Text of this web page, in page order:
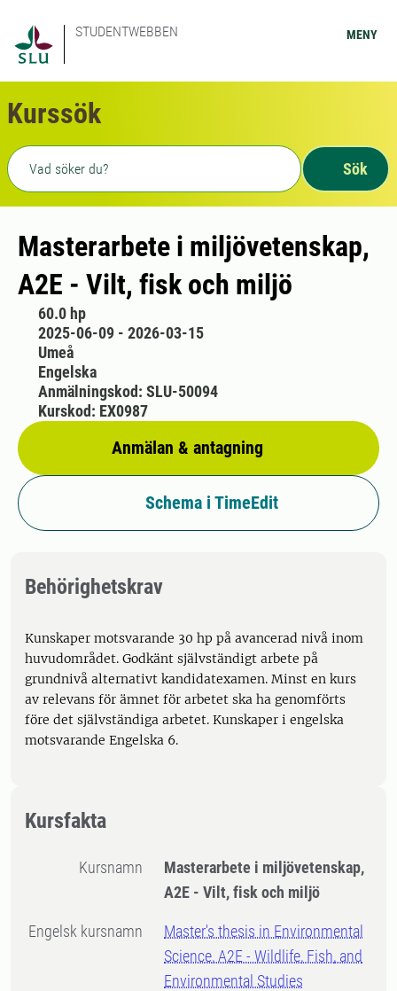
STUDENTWEBBEN MENY
Kurssök
Fritext sökning
Sök
Masterarbete i miljövetenskap,
A2E - Vilt, fisk och miljö
60.0 hp
2025-06-09 - 2026-03-15
Umeå
Engelska
Anmälan & antagning
Anmälningskod: SLU-50094
Kurskod: EX0987
Schema i TimeEdit
Behörighetskrav
Kunskaper motsvarande 30 hp på avancerad nivå inom
huvudområdet. Godkänt självständigt arbete på
grundnivå alternativt kandidatexamen. Minst en kurs
av relevans för ämnet för arbetet ska ha genomförts
före det självständiga arbetet. Kunskaper i engelska
motsvarande Engelska 6.
Kursfakta
Kursnamn
Masterarbete i miljövetenskap,
A2E - Vilt, fisk och miljö
Engelsk kursnamn
Master's thesis in Environmental
Science, A2E - Wildlife, Fish, and
Environmental Studies